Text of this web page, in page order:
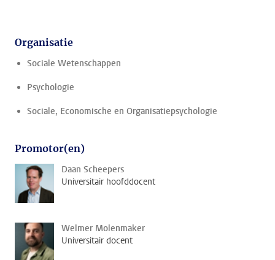
Organisatie
Sociale Wetenschappen
Psychologie
Sociale, Economische en Organisatiepsychologie
Promotor(en)
Daan Scheepers
Universitair hoofddocent
Welmer Molenmaker
Universitair docent